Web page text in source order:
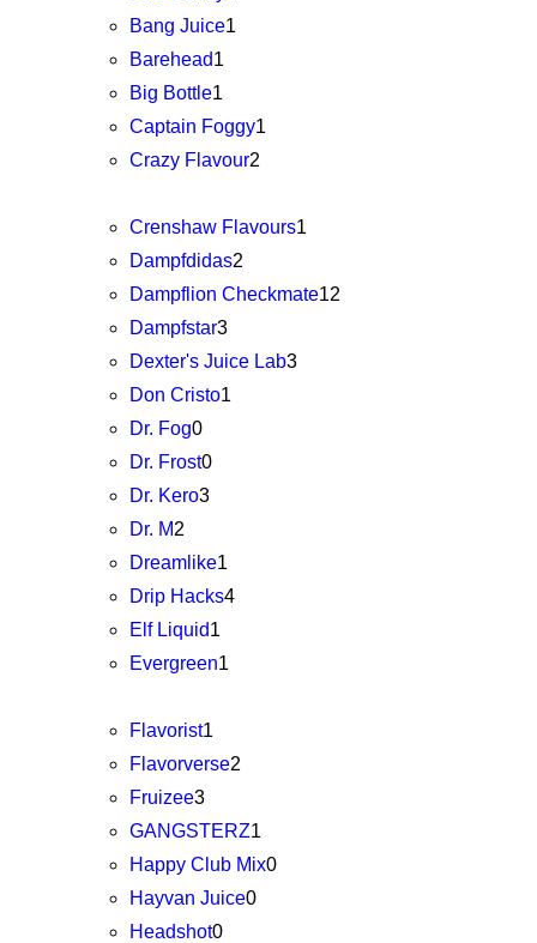
Bang Juice1
Barehead1
Big Bottle1
Captain Foggy1
Crazy Flavour2
Crenshaw Flavours1
Dampfdidas2
Dampflion Checkmate12
Dampfstar3
Dexter's Juice Lab3
Don Cristo1
Dr. Fog0
Dr. Frost0
Dr. Kero3
Dr. M2
Dreamlike1
Drip Hacks4
Elf Liquid1
Evergreen1
Flavorist1
Flavorverse2
Fruizee3
GANGSTERZ1
Happy Club Mix0
Hayvan Juice0
Headshot0